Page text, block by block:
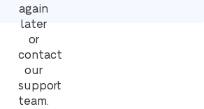
again
later
or
contact
our
support
team.